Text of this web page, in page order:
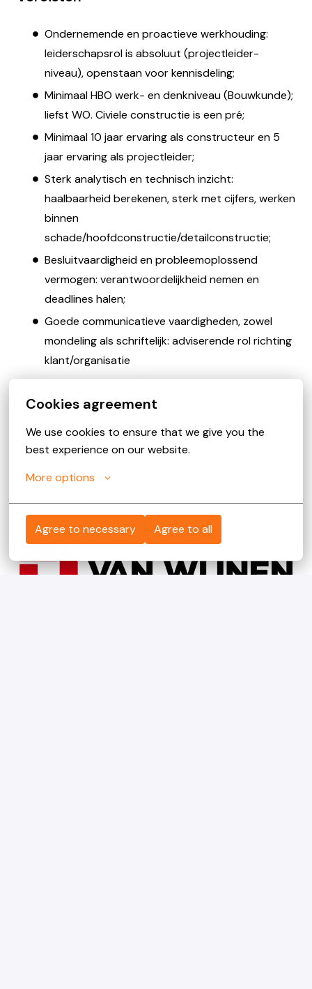
Cookies agreement
We use cookies to ensure that we give you the
best experience on our website.
More options
Agree to necessary Agree to all
Ondernemende en proactieve werkhouding:
leiderschapsrol is absoluut (projectleider-
niveau), openstaan voor kennisdeling;
Minimaal HBO werk- en denkniveau (Bouwkunde);
liefst WO. Civiele constructie is een pré;
Minimaal 10 jaar ervaring als constructeur en 5
jaar ervaring als projectleider;
Sterk analytisch en technisch inzicht:
haalbaarheid berekenen, sterk met cijfers, werken
binnen
schade/hoofdconstructie/detailconstructie;
Besluitvaardigheid en probleemoplossend
vermogen: verantwoordelijkheid nemen en
deadlines halen;
Goede communicatieve vaardigheden, zowel
mondeling als schriftelijk: adviserende rol richting
klant/organisatie
Beheersing van de Nederlandse taal;
Flexibiliteit en klantgerichtheid: veel op locatie
50% (bespreekbaar);
leiderschapsrol is absoluut (projectleider-
niveau), openstaan voor kennisdeling;